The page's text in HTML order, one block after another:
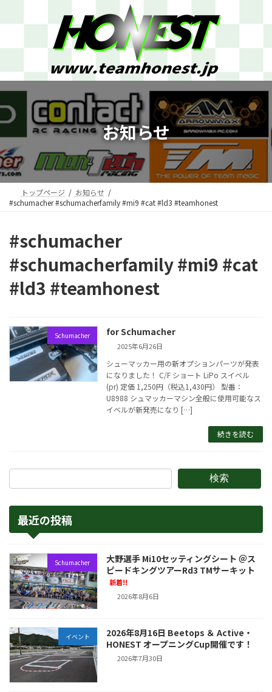
ス
キ
ッ
ン
に
移
お知らせ
トップページ
お知らせ
#schumacher #schumacherfamily #mi9 #cat #ld3 #teamhonest
#schumacher
#schumacherfamily #mi9 #cat
#ld3 #teamhonest
Schumacher for Schumacher
2025年6月26日
シューマッカー用の新オプションパーツが発表
になりました！ C/F ショート LiPo スイベル
(pr) 定価 1,250円（税込1,430円） 型番：
U8988 シュマッカーマシン全般に使用可能なス
イベルが新発売になり […]
続きを読む
検索
最近の投稿
Schumacher
大野選手 Mi10セッティングシート ＠ス
ピードキングツアーRd3 TMサーキット
新着!!
2026年8月6日
イベント
2026年8月16日 Beetops ＆ Active・
HONEST オープニングCup開催です！
2026年7月30日